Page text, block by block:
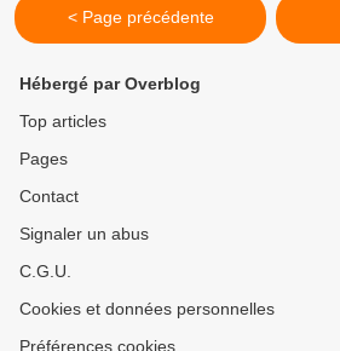
< Page précédente
Hébergé par Overblog
Top articles
Pages
Contact
Signaler un abus
C.G.U.
Cookies et données personnelles
Préférences cookies